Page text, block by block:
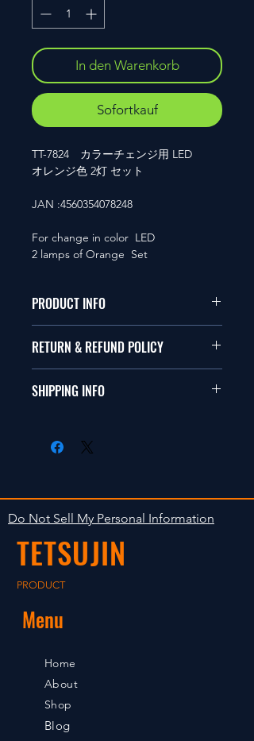
In den Warenkorb
Sofortkauf
TT-7824 カラーチェンジ用 LED
オレンジ色 2灯 セット
JAN :4560354078248
For change in color LED
2 lamps of Orange Set
PRODUCT INFO
本品は1/10サイズのラジオコント
This items fit in with 1/10 sizes of
RETURN & REFUND POLICY
商品に明らかな欠陥がないかぎり
isn't accepted in goods.
SHIPPING INFO
します。海外への出荷は入金確認
The occasion with the stock is
shipped in 2-5 days. Shipment to
foreign countries will be shipment
after payment confirmation.
Do Not Sell My Personal Information
TETSUJIN
PRODUCT
Menu
Home
About
Shop
Blog